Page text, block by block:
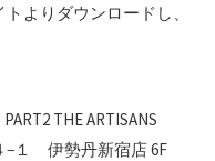
よりダウンロードし、
THE ARTISANS
−１ 伊勢丹新宿店 6F